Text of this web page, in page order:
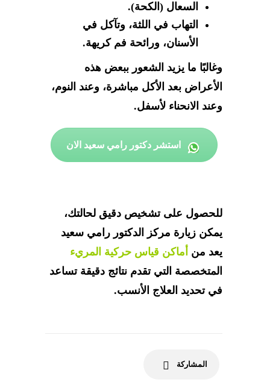
السعال (الكحة).
التهاب في اللثة، وتآكل في
الأسنان، ورائحة فم كريهة.
وغالبًا ما يزيد الشعور ببعض هذه
الأعراض بعد الأكل مباشرة، وعند النوم،
وعند الانحناء لأسفل.
استشر دكتور رامي سعيد الان
للحصول على تشخيص دقيق لحالتك،
يمكن زيارة مركز الدكتور رامي سعيد
يعد من أماكن قياس حركية المريء
المتخصصة التي تقدم نتائج دقيقة تساعد
في تحديد العلاج الأنسب.
المشاركة